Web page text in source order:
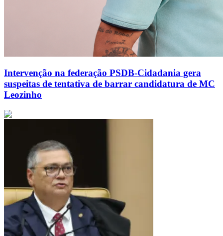
Intervenção na federação PSDB-Cidadania gera
suspeitas de tentativa de barrar candidatura de MC
Leozinho